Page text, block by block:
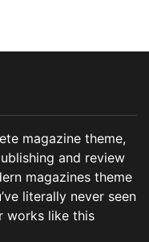
magazine theme,
and review
magazines theme
literally never seen
works like this